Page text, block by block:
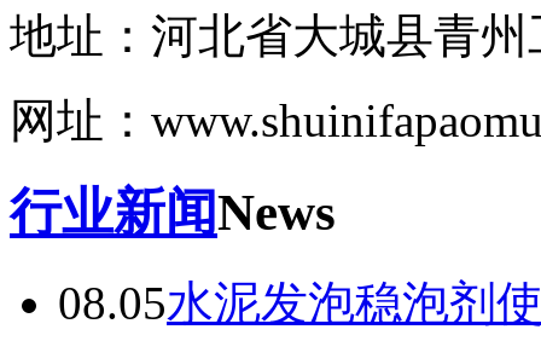
地址：河北省大城县青州
网址：
行业新闻News
08.05水泥发泡稳泡剂